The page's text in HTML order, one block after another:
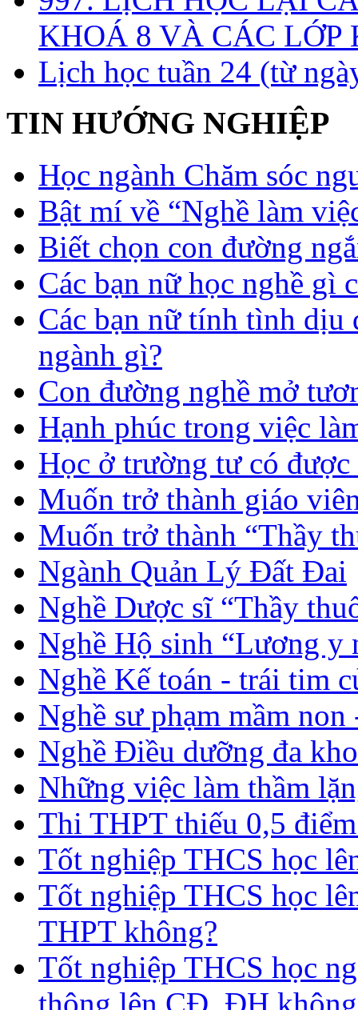
KHOÁ 8 VÀ CÁC LỚP
Lịch học tuần 24 (từ
TIN HƯỚNG NGHIỆP
Học ngành Chăm sóc
Bật mí về “Nghề làm
Biết chọn con đường
Các bạn nữ học nghề gì
Các bạn nữ tính tình dịu
ngành gì?
Con đường nghề mở
Hạnh phúc trong việc
Học ở trường tư có
Muốn trở thành giáo
Muốn trở thành “Thầy
Ngành Quản Lý Đất Đai
Nghề Dược sĩ “Thầy
Nghề Hộ sinh “Lương y
Nghề Kế toán - trái tim
Nghề sư phạm mầm
Nghề Điều dưỡng đa
Những việc làm thầm
Thi THPT thiếu 0,5
Tốt nghiệp THCS học
Tốt nghiệp THCS học
THPT không?
Tốt nghiệp THCS học